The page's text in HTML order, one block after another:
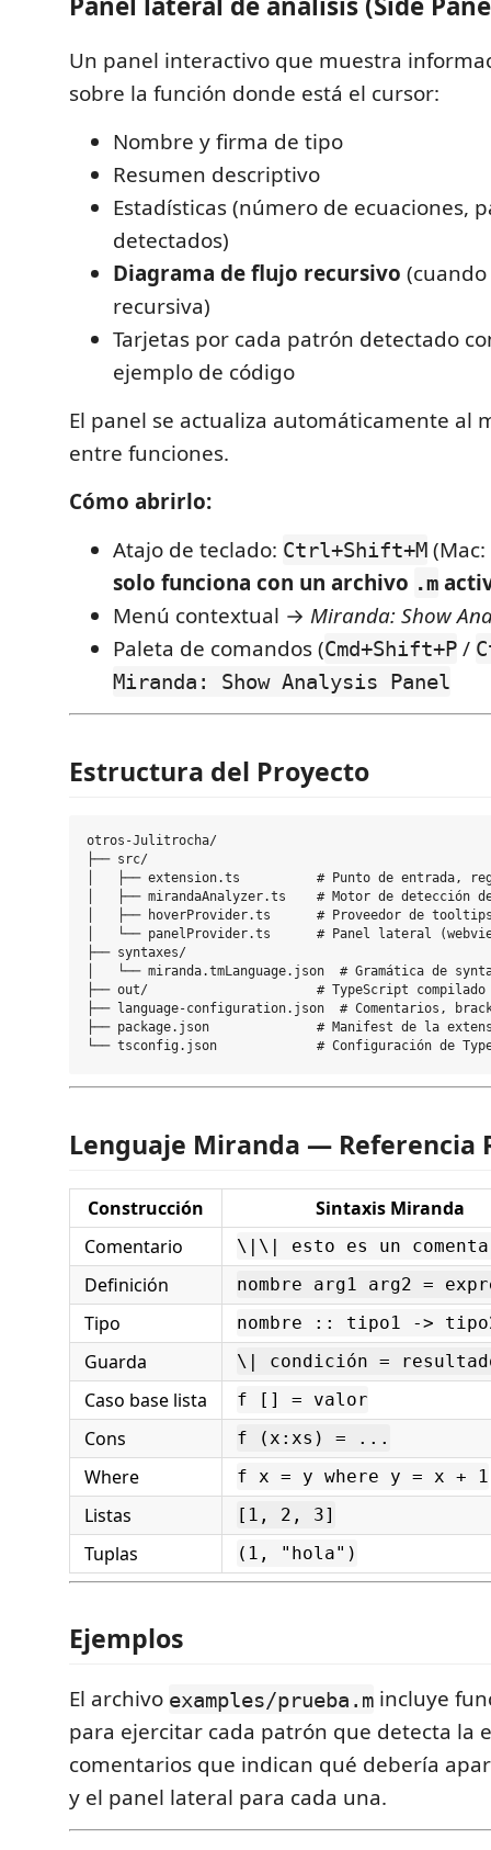
Un panel interactivo que muestra
sobre la función donde está el cursor:
Nombre y firma de tipo
Resumen descriptivo
Estadísticas (número de ecuaciones,
detectados)
Diagrama de flujo recursivo
recursiva)
Tarjetas por cada patrón detectado
ejemplo de código
El panel se actualiza automáticamente al
entre funciones.
Cómo abrirlo:
Atajo de teclado: Ctrl+Shift+M (Mac:
solo funciona con un archivo .m
Menú contextual → Miranda: Show
Paleta de comandos (Cmd+Shift+P /
Miranda: Show Analysis Panel
Estructura del Proyecto
otros-Julitrocha/
├── src/
│   ├── extension.ts          # Punto de entrada,
│   ├── mirandaAnalyzer.ts    # Motor de detección
│   ├── hoverProvider.ts      # Proveedor de
│   └── panelProvider.ts      # Panel lateral
├── syntaxes/
│   └── miranda.tmLanguage.json  # Gramática de
├── out/                      # TypeScript compilado
├── language-configuration.json  # Comentarios,
├── package.json              # Manifest de la
Lenguaje Miranda — Referencia
Construcción
Sintaxis Miranda
Comentario
\|\| esto es un
Definición nombre arg1 arg2 =
Tipo nombre :: tipo1 ->
Guarda \| condición =
Caso base lista f [] = valor
Cons f (x:xs) = ...
Where f x = y where y = x + 1
Listas [1, 2, 3]
Tuplas (1, "hola")
Ejemplos
El archivo examples/prueba.m incluye
para ejercitar cada patrón que detecta la
comentarios que indican qué debería
y el panel lateral para cada una.